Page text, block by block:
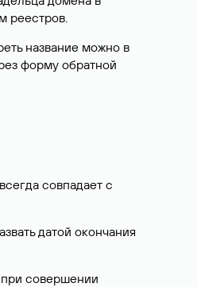
реестров.
название можно в
форму обратной
совпадает с
датой окончания
совершении